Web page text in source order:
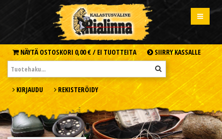
NÄYTÄ OSTOSKORI 0,00 € / EI TUOTTEITA SIIRRY KASSALLE
KIRJAUDU REKISTERÖIDY